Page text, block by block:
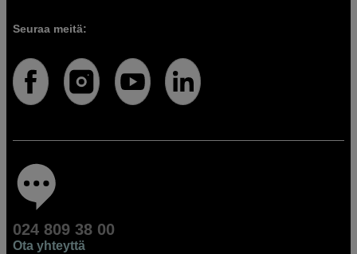
Seuraa meitä:
024 809 38 00
Ota yhteyttä